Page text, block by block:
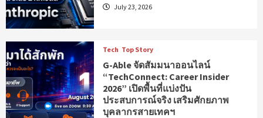
July 23, 2026
Tech Top Story
G-Able จัดสัมมนาออนไลน์
“TechConnect: Career Insider
2026” เปิดพื้นที่แบ่งปัน
ประสบการณ์จริง เสริมศักยภาพ
บุคลากรสายเทคฯ